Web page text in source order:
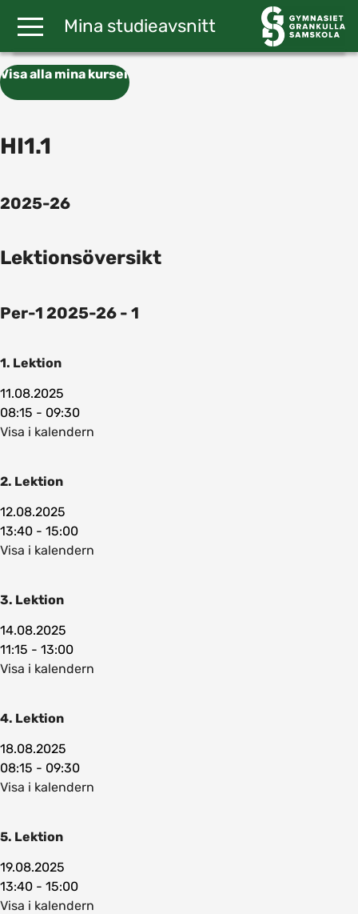
Mina studieavsnitt
Visa alla mina kurser
HI1.1
2025-26
Lektionsöversikt
Per-1 2025-26 - 1
1. Lektion
11.08.2025
08:15 - 09:30
Visa i kalendern
2. Lektion
12.08.2025
13:40 - 15:00
Visa i kalendern
3. Lektion
14.08.2025
11:15 - 13:00
Visa i kalendern
4. Lektion
18.08.2025
08:15 - 09:30
Visa i kalendern
5. Lektion
19.08.2025
13:40 - 15:00
Visa i kalendern